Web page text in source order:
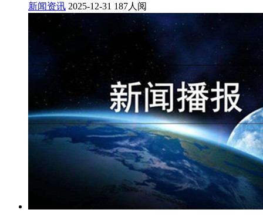
新闻资讯 2025-12-31 187人阅